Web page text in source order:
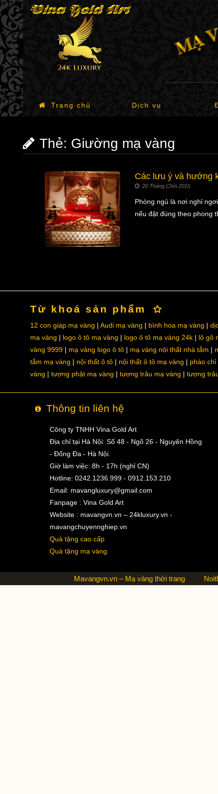
Trang chủ Dịch vụ
Thẻ: Giường mạ vàng
Các lưu ý và hướng
20 Tháng Chín 2015
Phòng ngủ là nơi nghỉ
nếu đặt đúng theo phong
Từ khoá sản phẩm
12 con giáp mạ vàng Audi mạ vàng bình hoa mạ vàng
mạ vàng
logo ô tô mạ vàng logo ô tô mạ vàng 24k
lô gô
vàng 9999
mạ vàng logo ô tô mạ vàng nội thất nhà tắm
tắm mạ vàng
nội thất ô tô nội thất ô tô mạ vàng
phào chỉ
vàng
tượng phật mạ vàng tượng trâu mạ vàng tượng
Thông tin liên hệ
Công ty TNHH Vina Gold Art
Địa chỉ tại Hà Nội: Số 48 - Ngõ 26 - Nguyên Hồng
- Đống Đa - Hà Nội.
Giờ làm việc: 8h - 17h (nghỉ CN)
Hotline: 0242.1236.999 - 0912.153.210
Email: mavangluxury@gmail.com
Fanpage : Vina Gold Art
Website : mavangvn.vn – 24kluxury.vn -
mavangchuyennghiep.vn
Quà tặng cao cấp
Quà tặng mạ vàng
Mavangvn.vn – Mạ vàng thời trang